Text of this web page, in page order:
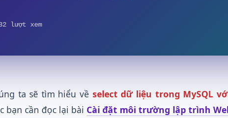
lượt xem
ta sẽ tìm hiểu về select dữ liệu trong MySQL
bạn cần đọc lại bài Cài đặt môi trường lập trình